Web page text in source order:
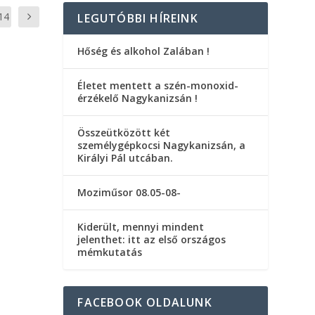
LEGUTÓBBI HÍREINK
Hőség és alkohol Zalában !
Életet mentett a szén-monoxid-
érzékelő Nagykanizsán !
Összeütközött két
személygépkocsi Nagykanizsán, a
Királyi Pál utcában.
Moziműsor 08.05-08-
Kiderült, mennyi mindent
jelenthet: itt az első országos
mémkutatás
FACEBOOK OLDALUNK